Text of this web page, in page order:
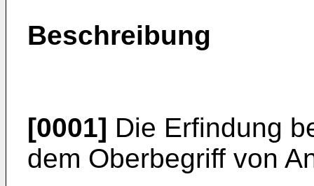
Beschreibung
[0001] Die Erfindung
dem Oberbegriff von